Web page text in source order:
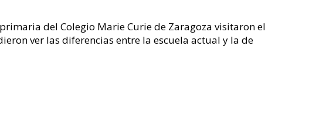
del Colegio Marie Curie de Zaragoza visitaron el
ver las diferencias entre la escuela actual y la de